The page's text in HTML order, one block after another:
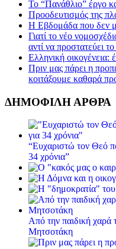
Το “Πανάθλιο” έργο
Προοδευτισμός της
Η Εβδομάδα που δεν
Γιατί το νέο
αντί να προστατεύει
Ελληνική οικογένεια:
Πριν μας πάρει η
κοιτάξουμε καθαρά
ΔΗΜΟΦΙΛΗ ΑΡΘΡΑ
“Ευχαριστώ τον Θεό
34 χρόνια”
Από την παιδική χαρά
Μητσοτάκη